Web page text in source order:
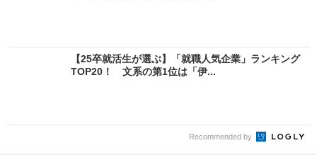
【25卒就活生が選ぶ】「就職人気企業」ランキング
TOP20！ 文系の第1位は「伊...
Recommended by